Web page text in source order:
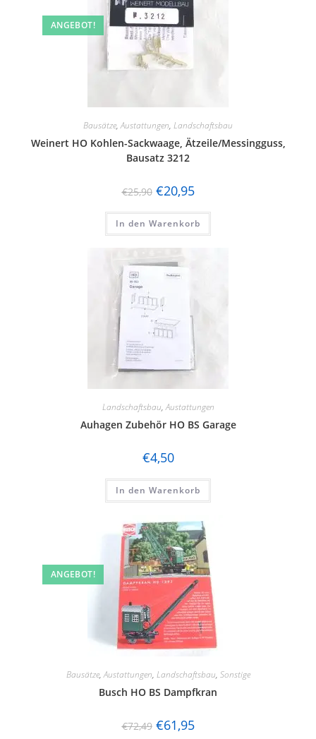
ANGEBOT!
Bausätze,Austattungen, Landschaftsbau
Weinert HO Kohlen-Sackwaage, Ätzeile/Messingguss,
Bausatz 3212
€25,90 €20,95
In den Warenkorb
Landschaftsbau,Austattungen
Auhagen Zubehör HO BS Garage
€4,50
In den Warenkorb
ANGEBOT!
Bausätze,Austattungen, Landschaftsbau, Sonstige
Busch HO BS Dampfkran
€72,49 €61,95